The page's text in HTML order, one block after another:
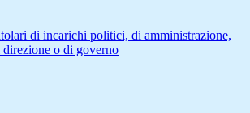
di incarichi politici, di amministrazione,
direzione o di governo